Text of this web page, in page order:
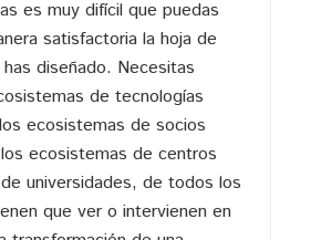
es muy difícil que puedas
satisfactoria la hoja de
diseñado. Necesitas
de tecnologías
ecosistemas de socios
ecosistemas de centros
universidades, de todos los
que ver o intervienen en